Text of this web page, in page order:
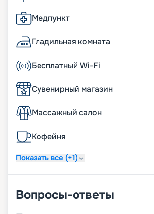
Медпункт
Гладильная комната
Бесплатный Wi-Fi
Сувенирный магазин
Массажный салон
Кофейня
Показать все (+1)
Вопросы-ответы